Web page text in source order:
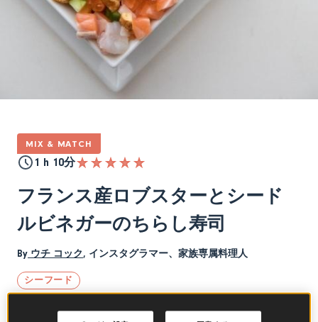
MIX & MATCH
1 h 10分
フランス産ロブスターとシード
ルビネガーのちらし寿司
By ウチ コック, インスタグラマー、家族専属料理人
シーフード